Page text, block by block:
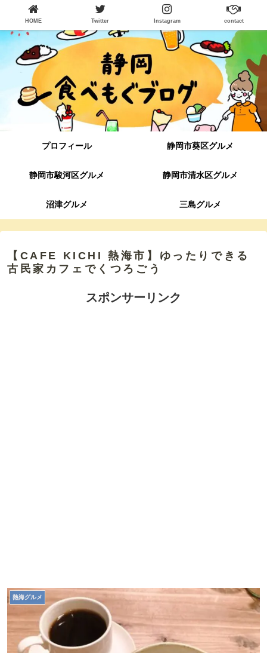
プロフィール 静岡市葵区グルメ
静岡市駿河区グルメ 静岡市清水区グルメ
沼津グルメ 三島グルメ
【CAFE KICHI 熱海市】ゆったりできる
古民家カフェでくつろごう
スポンサーリンク
熱海グルメ
HOME Twitter Instagram contact